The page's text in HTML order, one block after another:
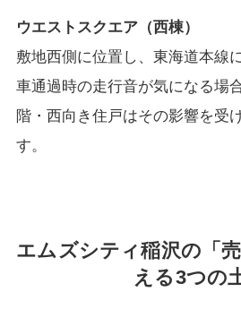
ウエストスクエア（西棟）
敷地西側に位置し、東海道本線
車通過時の走行音が気になる場
階・西向き住戸はその影響を受
す。
エムズシティ稲沢の「
える3つの